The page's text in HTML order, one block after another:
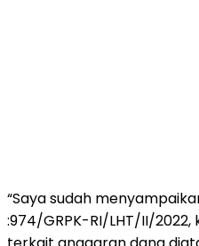
“Saya sudah
:974/GRPK-RI/LHT/II/